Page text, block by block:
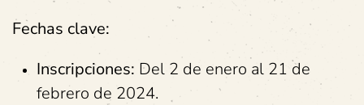
Fechas clave:
Inscripciones: Del 2 de enero al 21 de
febrero de 2024.